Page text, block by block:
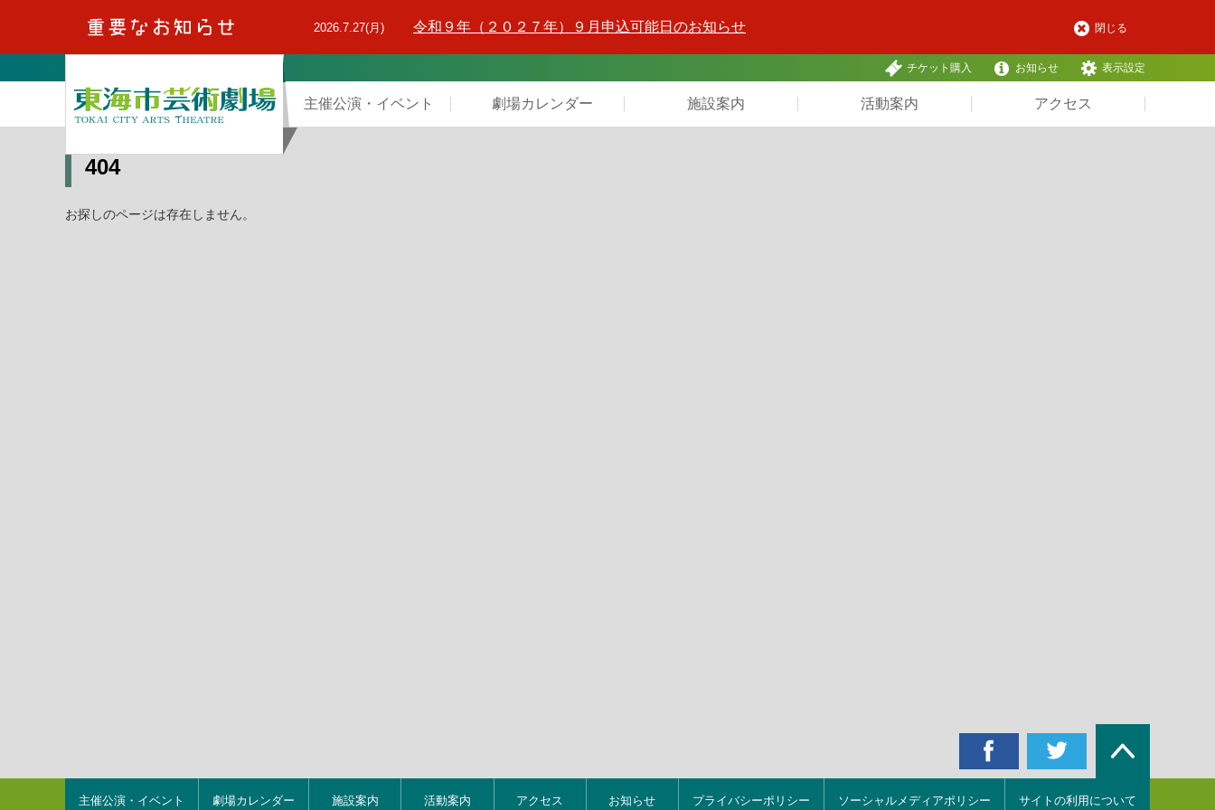
2026.7.27(月) 令和９年（２０２７年）９月申込可能日のお知らせ 閉じる
チケット購入 お知らせ 表示設定
主催公演・イベント 劇場カレンダー 施設案内 活動案内 アクセス
404
お探しのページは存在しません。
主催公演・イベント 劇場カレンダー 施設案内 活動案内 アクセス お知らせ プライバシーポリシー ソーシャルメディアポリシー サイトの利用について